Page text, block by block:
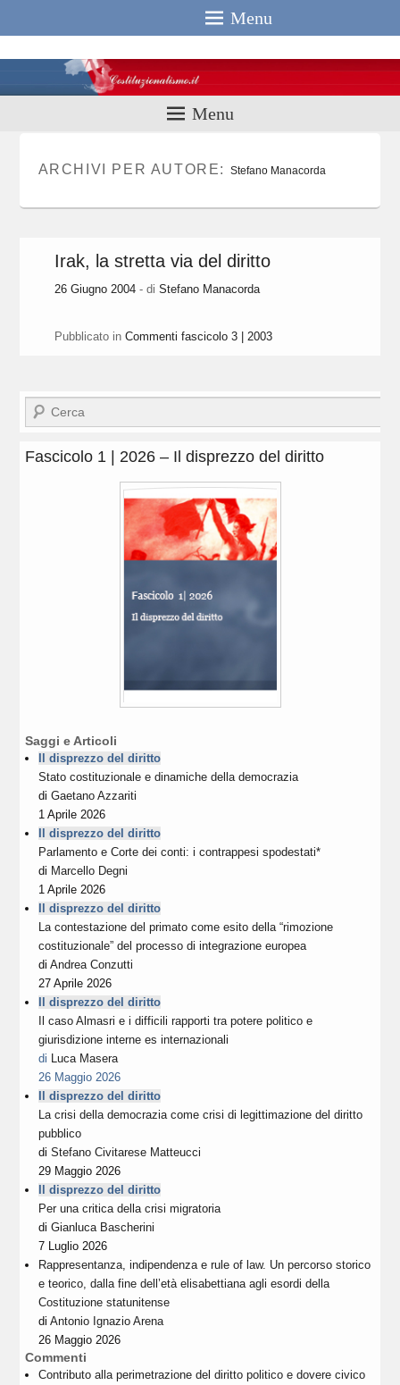
Menu
Menu
ARCHIVI PER AUTORE: Stefano Manacorda
Irak, la stretta via del diritto
26 Giugno 2004 - di Stefano Manacorda
Pubblicato in Commenti fascicolo 3 | 2003
Cerca
Fascicolo 1 | 2026 – Il disprezzo del diritto
Saggi e Articoli
Il disprezzo del diritto
Stato costituzionale e dinamiche della democrazia
diGaetano Azzariti
1 Aprile 2026
Il disprezzo del diritto
Parlamento e Corte dei conti: i contrappesi spodestati*
di Marcello Degni
1 Aprile 2026
Il disprezzo del diritto
La contestazione del primato come esito della “rimozione
costituzionale” del processo di integrazione europea
diAndrea Conzutti
27 Aprile 2026
Il disprezzo del diritto
Il caso Almasri e i difficili rapporti tra potere politico e
giurisdizione interne es internazionali
di
Luca Masera
26 Maggio 2026
Il disprezzo del diritto
La crisi della democrazia come crisi di legittimazione del diritto
pubblico
diStefano Civitarese Matteucci
29 Maggio 2026
Il disprezzo del diritto
Per una critica della crisi migratoria
diGianluca Bascherini
7 Luglio 2026
Rappresentanza, indipendenza e rule of law. Un percorso storico
e teorico, dalla fine dell’età elisabettiana agli esordi della
Costituzione statunitense
diAntonio Ignazio Arena
26 Maggio 2026
Commenti
Contributo alla perimetrazione del diritto politico e dovere civico